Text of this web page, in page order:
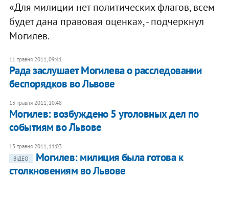
«Для милиции нет политических флагов, всем
будет дана правовая оценка», - подчеркнул
Могилев.
11 травня 2011, 09:41
Рада заслушает Могилева о расследовании
беспорядков во Львове
13 травня 2011, 10:48
Могилев: возбуждено 5 уголовных дел по
событиям во Львове
13 травня 2011, 11:03
ВІДЕО
Могилев: милиция была готова к
столкновениям во Львове